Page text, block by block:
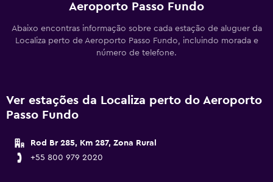
Aeroporto Passo Fundo
Abaixo encontras informação sobre cada estação de aluguer da
Localiza perto de Aeroporto Passo Fundo, incluindo morada e
número de telefone.
Ver estações da Localiza perto do Aeroporto
Passo Fundo
Rod Br 285, Km 287, Zona Rural
+55 800 979 2020